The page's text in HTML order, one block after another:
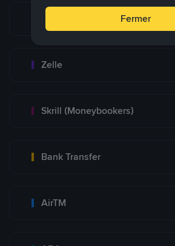
Zelle
Skrill (Moneybookers)
Bank Transfer
AirTM
Fermer